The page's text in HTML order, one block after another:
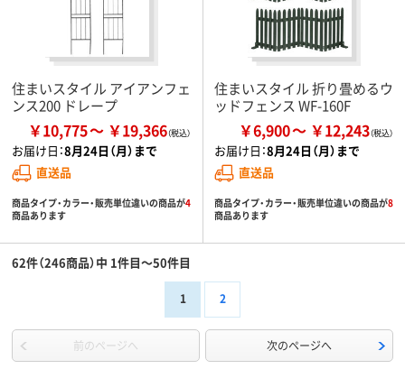
住まいスタイル アイアンフェ
ンス200 ドレープ
￥10,775 ￥19,366
お届け日：8月24日（月）まで
直送品
商品タイプ・カラー・販売単位違いの商品が4
商品あります
住まいスタイル 折り畳めるウ
ッドフェンス WF-160F
￥6,900 ￥12,243
お届け日：8月24日（月）まで
直送品
商品タイプ・カラー・販売単位違いの商品が8
商品あります
62件（246商品）中 1件目～50件目
1 2
前のページへ 次のページへ